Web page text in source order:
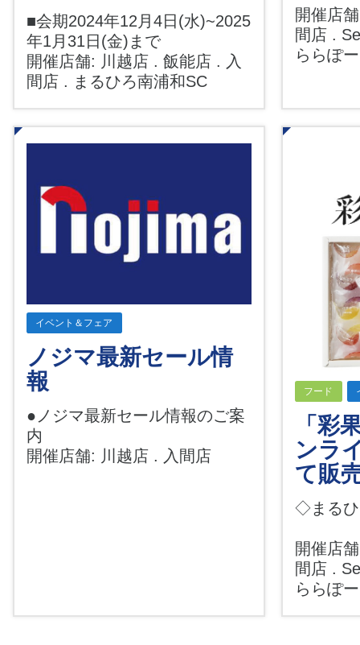
■会期2024年12月4日(水)~2025
年1月31日(金)まで
開催店舗: 川越店 . 飯能店 . 入
間店 . まるひろ南浦和SC
開催店
間店 .
ららぽ
イベント＆フェア
ノジマ最新セール情
報
●ノジマ最新セール情報のご案
内
開催店舗: 川越店 . 入間店
フード
「彩
ンラ
て販
◇まるひ
開催店
間店 .
ららぽ